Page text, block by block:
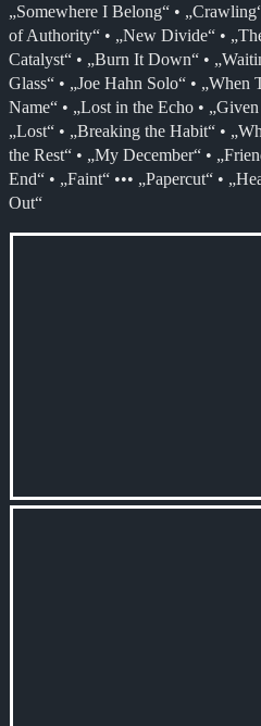
„Somewhere I Belong“ •
of Authority“ • „New Divide“ •
Catalyst“ • „Burn It Down“ •
Glass“ • „Joe Hahn Solo“ •
Name“ • „Lost in the Echo •
„Lost“ • „Breaking the Habit“ •
the Rest“ • „My December“ •
End“ • „Faint“ ••• „Papercut“ •
Out“